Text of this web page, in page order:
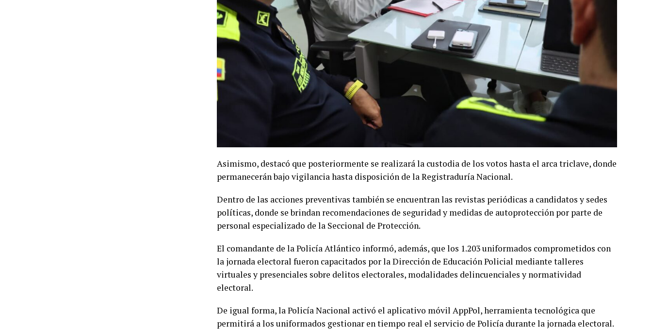
Asimismo, destacó que posteriormente se realizará la custodia de los votos hasta el arca triclave, donde
permanecerán bajo vigilancia hasta disposición de la Registraduría Nacional.
Dentro de las acciones preventivas también se encuentran las revistas periódicas a candidatos y sedes
políticas, donde se brindan recomendaciones de seguridad y medidas de autoprotección por parte de
personal especializado de la Seccional de Protección.
El comandante de la Policía Atlántico informó, además, que los 1.203 uniformados comprometidos con
la jornada electoral fueron capacitados por la Dirección de Educación Policial mediante talleres
virtuales y presenciales sobre delitos electorales, modalidades delincuenciales y normatividad
electoral.
De igual forma, la Policía Nacional activó el aplicativo móvil AppPol, herramienta tecnológica que
permitirá a los uniformados gestionar en tiempo real el servicio de Policía durante la jornada electoral.